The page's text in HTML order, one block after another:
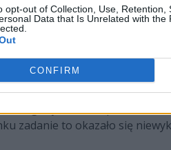
opt-out of Collection, Use, Retention,
Data that Is Unrelated with the
CONFIRM
Inferno
którzy zgarnęli rundę
i zaczęło budować
wpłynęły na dalszą część
ulegli rywalom w
zadanie to okazało się